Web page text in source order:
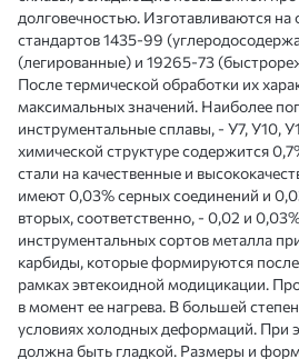
долговечностью. Изготавливаются на
стандартов 1435-99
(легированные) и 19265-73
После термической обработки их
максимальных значений. Наиболее
инструментальные сплавы, - У7, У10,
химической структуре содержится
стали на качественные и
имеют 0,03% серных соединений и
вторых, соответственно, - 0,02 и
инструментальных сортов металла
карбиды, которые формируются после
рамках эвтекоидной модицикации.
в момент ее нагрева. В большей
условиях холодных деформаций. При
должна быть гладкой. Размеры и